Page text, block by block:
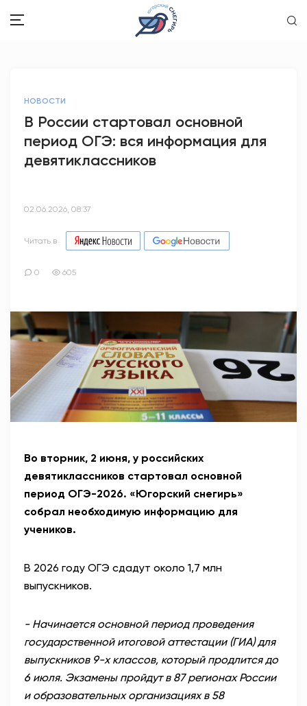
ОБРАЗОВАНИЕ
СПОРТ
АНТИТЕРРОР
НОВОСТИ
ОФИЦИАЛЬНО
93,19
Вход / Регистрация
НОВОСТИ
В России стартовал основной
период ОГЭ: вся информация для
девятиклассников
02.06.2026, 08:37
Читать в
0 605
Во вторник, 2 июня, у российских
девятиклассников стартовал основной
период ОГЭ-2026. «Югорский снегирь»
собрал необходимую информацию для
учеников.
В 2026 году ОГЭ сдадут около 1,7 млн
выпускников.
- Начинается основной период проведения
государственной итоговой аттестации (ГИА) для
выпускников 9-х классов, который продлится до
6 июля. Экзамены пройдут в 87 регионах России
и образовательных организациях в 58